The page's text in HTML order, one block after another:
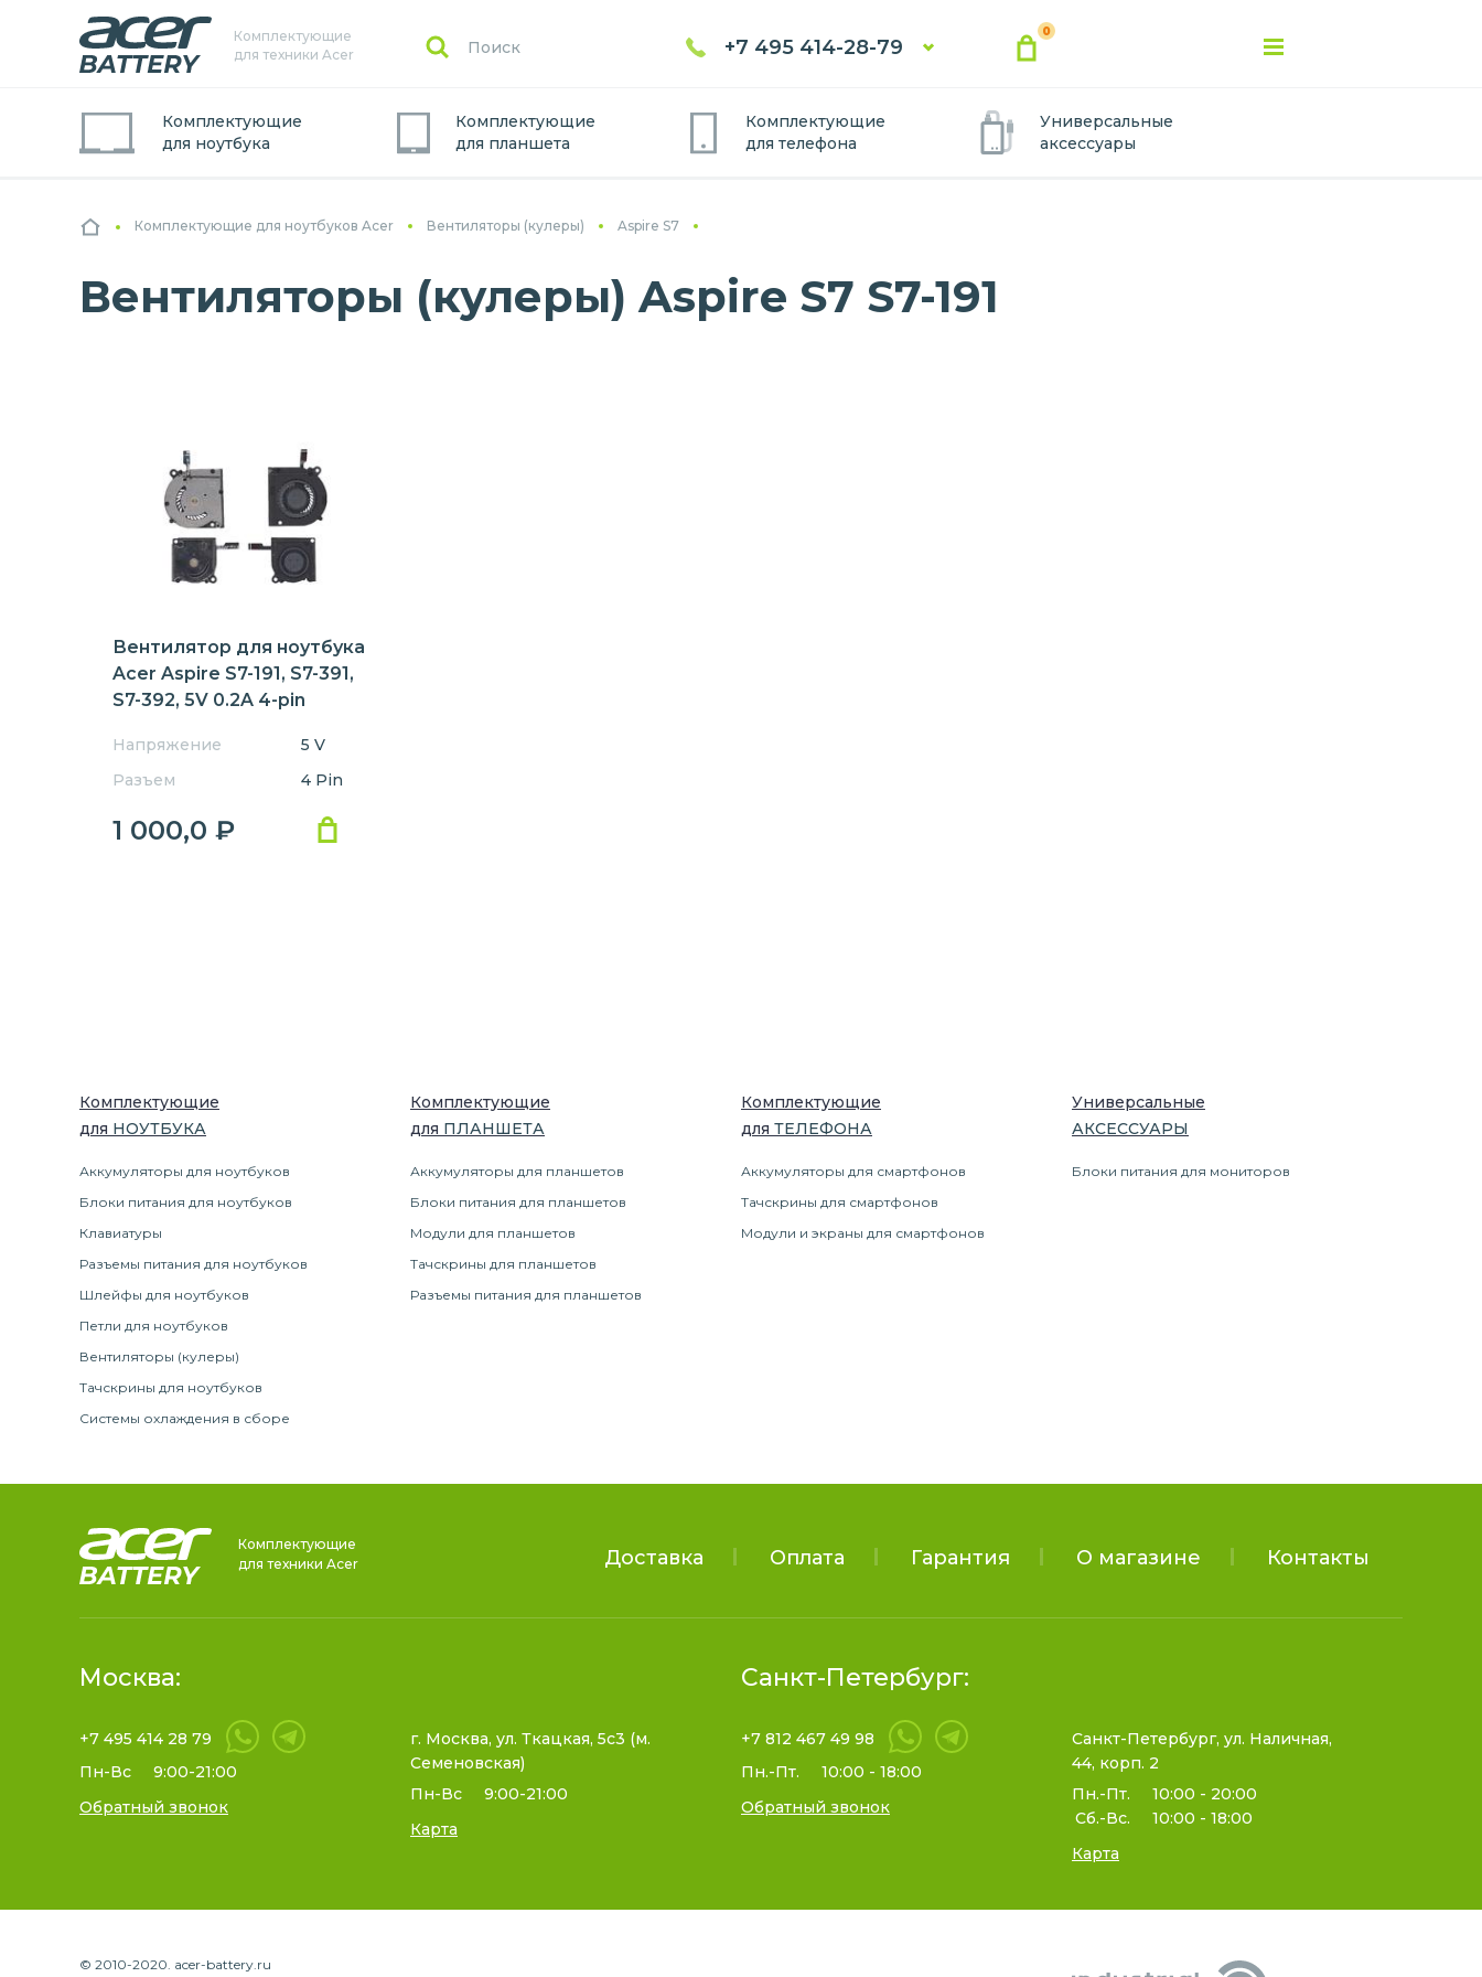
Комплектующие
для техники Acer
+7 495 414-28-79
0
Комплектующие
для ноутбука
Комплектующие
для планшета
Комплектующие
для телефона
Универсальные
аксессуары
Комплектующие для ноутбуков Acer Вентиляторы (кулеры) Aspire S7
Вентиляторы (кулеры) Aspire S7 S7-191
Вентилятор для ноутбука
Acer Aspire S7-191, S7-391,
S7-392, 5V 0.2A 4-pin
Напряжение
5 V
Разъем
4 Pin
1 000,0 ₽
Комплектующие
для НОУТБУКА
Аккумуляторы для ноутбуков
Блоки питания для ноутбуков
Клавиатуры
Разъемы питания для ноутбуков
Шлейфы для ноутбуков
Петли для ноутбуков
Вентиляторы (кулеры)
Тачскрины для ноутбуков
Системы охлаждения в сборе
Комплектующие
для ПЛАНШЕТА
Аккумуляторы для планшетов
Блоки питания для планшетов
Модули для планшетов
Тачскрины для планшетов
Разъемы питания для планшетов
Комплектующие
для ТЕЛЕФОНА
Аккумуляторы для смартфонов
Тачскрины для смартфонов
Модули и экраны для смартфонов
Универсальные
АКСЕССУАРЫ
Блоки питания для мониторов
Комплектующие
для техники Acer
Доставка Оплата Гарантия О магазине Контакты
Москва:
+7 495 414 28 79
Пн-Вс
9:00-21:00
Обратный звонок
г. Москва, ул. Ткацкая, 5с3 (м.
Семеновская)
Пн-Вс
9:00-21:00
Карта
Санкт-Петербург:
+7 812 467 49 98
Пн.-Пт.
10:00 - 18:00
Обратный звонок
Санкт-Петербург, ул. Наличная,
44, корп. 2
Пн.-Пт.
10:00 - 20:00
Сб.-Вс.
10:00 - 18:00
Карта
© 2010-2020. acer-battery.ru